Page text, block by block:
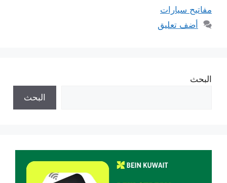
مفاتيح سيارات
أضف تعليق
البحث
البحث